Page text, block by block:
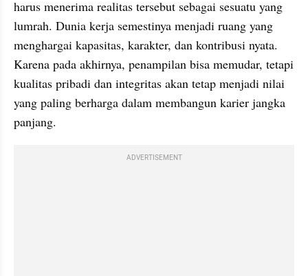
harus menerima realitas tersebut sebagai sesuatu yang
lumrah. Dunia kerja semestinya menjadi ruang yang
menghargai kapasitas, karakter, dan kontribusi nyata.
Karena pada akhirnya, penampilan bisa memudar, tetapi
kualitas pribadi dan integritas akan tetap menjadi nilai
yang paling berharga dalam membangun karier jangka
panjang.
ADVERTISEMENT